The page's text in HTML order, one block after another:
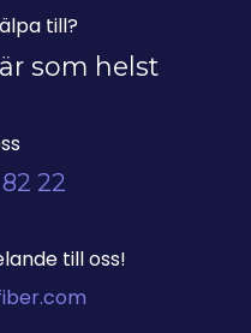
till?
som helst
22
till oss!